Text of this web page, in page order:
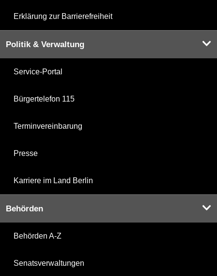
Erklärung zur Barrierefreiheit
Politik & Verwaltung
Service-Portal
Bürgertelefon 115
Terminvereinbarung
Presse
Karriere im Land Berlin
Behörden
Behörden A-Z
Senatsverwaltungen